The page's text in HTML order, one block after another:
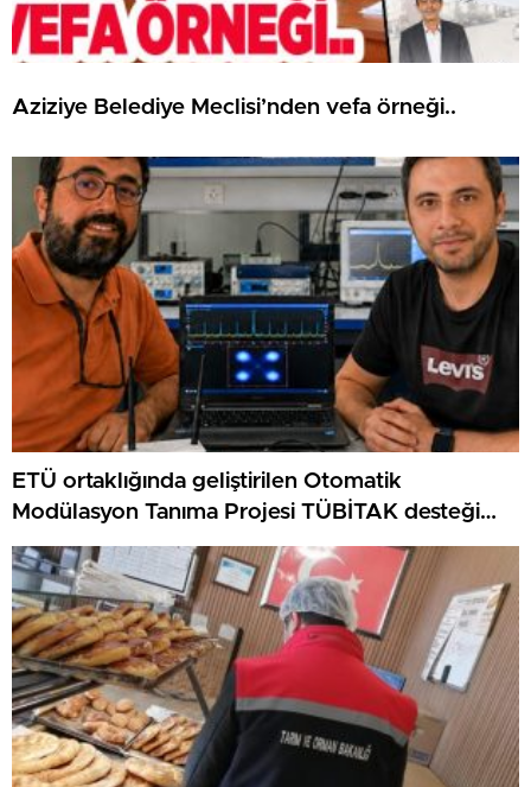
Aziziye Belediye Meclisi’nden vefa örneği..
ETÜ ortaklığında geliştirilen Otomatik
Modülasyon Tanıma Projesi TÜBİTAK desteği
aldı..